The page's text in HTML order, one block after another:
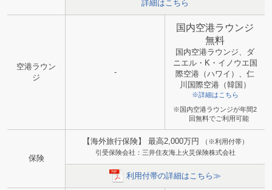
詳細はこちら
空港ラウン
ジ
-
国内空港ラウンジ
無料
国内空港ラウンジ、ダ
ニエル・K・イノウエ国
際空港（ハワイ）、仁
川国際空港（韓国）
※詳細はこちら
※国内空港ラウンジが年間2
回無料でご利用可能
保険
【海外旅行保険】 最高2,000万円
（※利用付帯）
引受保険会社：三井住友海上火災保険株式会社
利用付帯の詳細はこちら≫